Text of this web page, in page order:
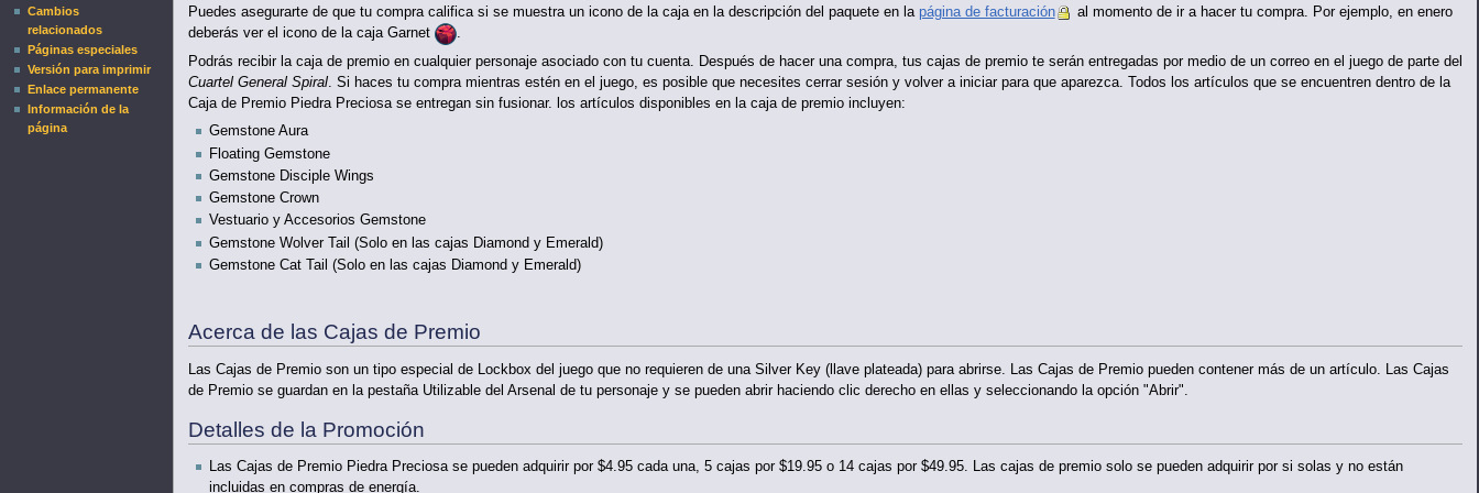
Puedes asegurarte de que tu compra califica si se muestra un icono de la caja en la descripción del paquete en la página de facturación
al momento de ir a hacer tu compra. Por ejemplo, en enero
deberás ver el icono de la caja Garnet
.
Podrás recibir la caja de premio en cualquier personaje asociado con tu cuenta. Después de hacer una compra, tus cajas de premio te serán entregadas por medio de un correo en el juego de parte del
Cuartel General Spiral. Si haces tu compra mientras estén en el juego, es posible que necesites cerrar sesión y volver a iniciar para que aparezca. Todos los artículos que se encuentren dentro de la
Caja de Premio Piedra Preciosa se entregan sin fusionar. los artículos disponibles en la caja de premio incluyen:
Gemstone Aura
Floating Gemstone
Gemstone Disciple Wings
Gemstone Crown
Vestuario y Accesorios Gemstone
Gemstone Wolver Tail (Solo en las cajas Diamond y Emerald)
Gemstone Cat Tail (Solo en las cajas Diamond y Emerald)
Acerca de las Cajas de Premio
Las Cajas de Premio son un tipo especial de Lockbox del juego que no requieren de una Silver Key (llave plateada) para abrirse. Las Cajas de Premio pueden contener más de un artículo. Las Cajas
de Premio se guardan en la pestaña Utilizable del Arsenal de tu personaje y se pueden abrir haciendo clic derecho en ellas y seleccionando la opción "Abrir".
Detalles de la Promoción
Las Cajas de Premio Piedra Preciosa se pueden adquirir por $4.95 cada una, 5 cajas por $19.95 o 14 cajas por $49.95. Las cajas de premio solo se pueden adquirir por si solas y no están
incluidas en compras de energía.
Cambios
relacionados
Páginas especiales
Versión para imprimir
Enlace permanente
Información de la
página